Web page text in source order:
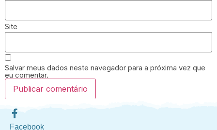
Site
Salvar meus dados neste navegador para a próxima vez que
eu comentar.
Facebook